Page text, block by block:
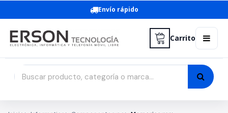
Envío rápido
Carrito